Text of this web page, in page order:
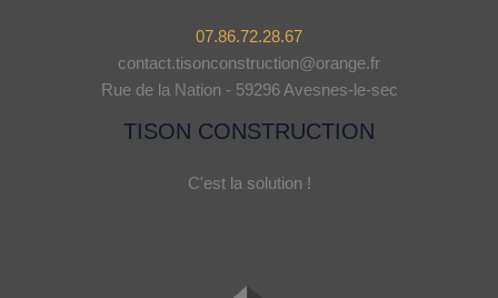
07.86.72.28.67
contact.tisonconstruction@orange.fr
Rue de la Nation - 59296 Avesnes-le-sec
TISON CONSTRUCTION
C'est la solution !